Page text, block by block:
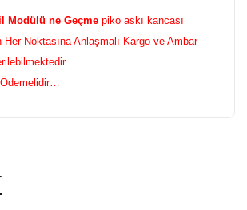
Modülü ne Geçme piko askı kancası
Noktasına Anlaşmalı Kargo ve Ambar
Ödemelidir…